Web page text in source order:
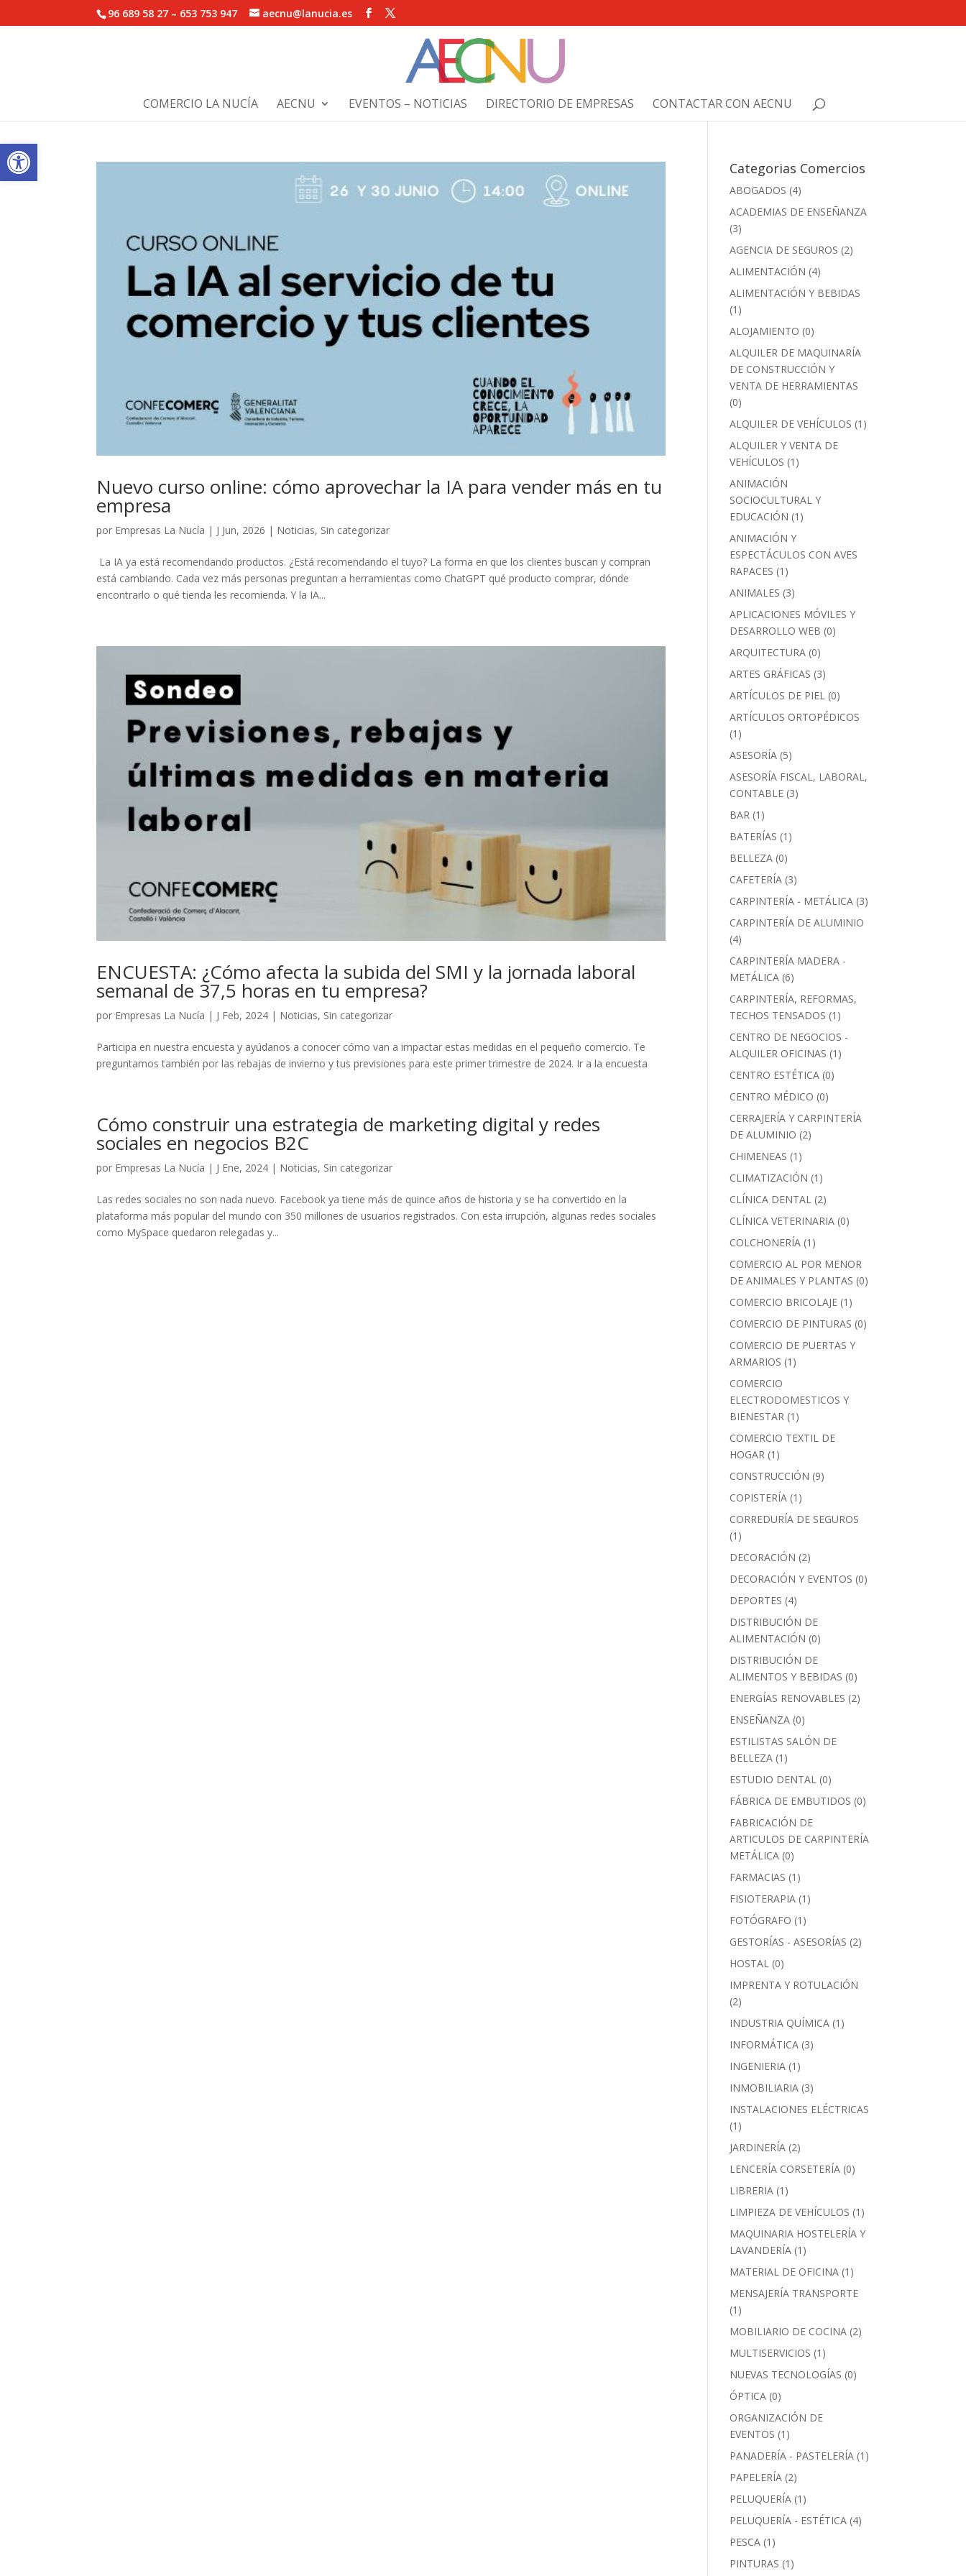
Abrir barra de herramientas
96 689 58 27 – 653 753 947 aecnu@lanucia.es
COMERCIO LA NUCÍA AECNU EVENTOS – NOTICIAS DIRECTORIO DE EMPRESAS CONTACTAR CON AECNU
Nuevo curso online: cómo aprovechar la IA para vender más en tu
empresa
por Empresas La Nucía | J Jun, 2026 | Noticias, Sin categorizar
La IA ya está recomendando productos. ¿Está recomendando el tuyo? La forma en que los clientes buscan y compran
está cambiando. Cada vez más personas preguntan a herramientas como ChatGPT qué producto comprar, dónde
encontrarlo o qué tienda les recomienda. Y la IA...
ENCUESTA: ¿Cómo afecta la subida del SMI y la jornada laboral
semanal de 37,5 horas en tu empresa?
por Empresas La Nucía | J Feb, 2024 | Noticias, Sin categorizar
Participa en nuestra encuesta y ayúdanos a conocer cómo van a impactar estas medidas en el pequeño comercio. Te
preguntamos también por las rebajas de invierno y tus previsiones para este primer trimestre de 2024. Ir a la encuesta
Cómo construir una estrategia de marketing digital y redes
sociales en negocios B2C
por Empresas La Nucía | J Ene, 2024 | Noticias, Sin categorizar
Las redes sociales no son nada nuevo. Facebook ya tiene más de quince años de historia y se ha convertido en la
plataforma más popular del mundo con 350 millones de usuarios registrados. Con esta irrupción, algunas redes sociales
como MySpace quedaron relegadas y...
Categorias Comercios
ABOGADOS (4)
ACADEMIAS DE ENSEÑANZA
(3)
AGENCIA DE SEGUROS (2)
ALIMENTACIÓN (4)
ALIMENTACIÓN Y BEBIDAS
(1)
ALOJAMIENTO (0)
ALQUILER DE MAQUINARÍA
DE CONSTRUCCIÓN Y
VENTA DE HERRAMIENTAS
(0)
ALQUILER DE VEHÍCULOS (1)
ALQUILER Y VENTA DE
VEHÍCULOS (1)
ANIMACIÓN
SOCIOCULTURAL Y
EDUCACIÓN (1)
ANIMACIÓN Y
ESPECTÁCULOS CON AVES
RAPACES (1)
ANIMALES (3)
APLICACIONES MÓVILES Y
DESARROLLO WEB (0)
ARQUITECTURA (0)
ARTES GRÁFICAS (3)
ARTÍCULOS DE PIEL (0)
ARTÍCULOS ORTOPÉDICOS
(1)
ASESORÍA (5)
ASESORÍA FISCAL, LABORAL,
CONTABLE (3)
BAR (1)
BATERÍAS (1)
BELLEZA (0)
CAFETERÍA (3)
CARPINTERÍA - METÁLICA (3)
CARPINTERÍA DE ALUMINIO
(4)
CARPINTERÍA MADERA -
METÁLICA (6)
CARPINTERÍA, REFORMAS,
TECHOS TENSADOS (1)
CENTRO DE NEGOCIOS -
ALQUILER OFICINAS (1)
CENTRO ESTÉTICA (0)
CENTRO MÉDICO (0)
CERRAJERÍA Y CARPINTERÍA
DE ALUMINIO (2)
CHIMENEAS (1)
CLIMATIZACIÓN (1)
CLÍNICA DENTAL (2)
CLÍNICA VETERINARIA (0)
COLCHONERÍA (1)
COMERCIO AL POR MENOR
DE ANIMALES Y PLANTAS (0)
COMERCIO BRICOLAJE (1)
COMERCIO DE PINTURAS (0)
COMERCIO DE PUERTAS Y
ARMARIOS (1)
COMERCIO
ELECTRODOMESTICOS Y
BIENESTAR (1)
COMERCIO TEXTIL DE
HOGAR (1)
CONSTRUCCIÓN (9)
COPISTERÍA (1)
CORREDURÍA DE SEGUROS
(1)
DECORACIÓN (2)
DECORACIÓN Y EVENTOS (0)
DEPORTES (4)
DISTRIBUCIÓN DE
ALIMENTACIÓN (0)
DISTRIBUCIÓN DE
ALIMENTOS Y BEBIDAS (0)
ENERGÍAS RENOVABLES (2)
ENSEÑANZA (0)
ESTILISTAS SALÓN DE
BELLEZA (1)
ESTUDIO DENTAL (0)
FÁBRICA DE EMBUTIDOS (0)
FABRICACIÓN DE
ARTICULOS DE CARPINTERÍA
METÁLICA (0)
FARMACIAS (1)
FISIOTERAPIA (1)
FOTÓGRAFO (1)
GESTORÍAS - ASESORÍAS (2)
HOSTAL (0)
IMPRENTA Y ROTULACIÓN
(2)
INDUSTRIA QUÍMICA (1)
INFORMÁTICA (3)
INGENIERIA (1)
INMOBILIARIA (3)
INSTALACIONES ELÉCTRICAS
(1)
JARDINERÍA (2)
LENCERÍA CORSETERÍA (0)
LIBRERIA (1)
LIMPIEZA DE VEHÍCULOS (1)
MAQUINARIA HOSTELERÍA Y
LAVANDERÍA (1)
MATERIAL DE OFICINA (1)
MENSAJERÍA TRANSPORTE
(1)
MOBILIARIO DE COCINA (2)
MULTISERVICIOS (1)
NUEVAS TECNOLOGÍAS (0)
ÓPTICA (0)
ORGANIZACIÓN DE
EVENTOS (1)
PANADERÍA - PASTELERÍA (1)
PAPELERÍA (2)
PELUQUERÍA (1)
PELUQUERÍA - ESTÉTICA (4)
PESCA (1)
PINTURAS (1)